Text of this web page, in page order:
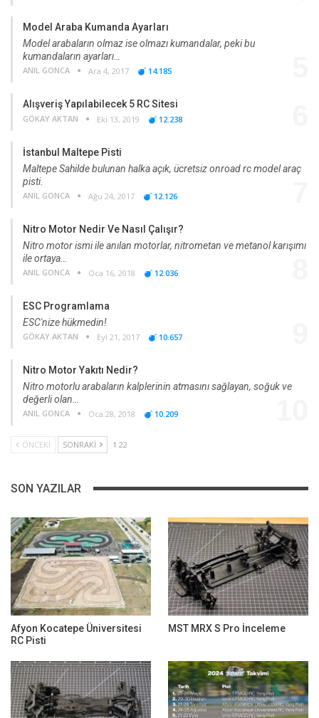
Model Araba Kumanda Ayarları
Model arabaların olmaz ise olmazı kumandalar, peki bu
kumandaların ayarları…
ANIL GONCA Ara 4, 2017 14.185
Alışveriş Yapılabilecek 5 RC Sitesi
GÖKAY AKTAN Eki 13, 2019 12.238
İstanbul Maltepe Pisti
Maltepe Sahilde bulunan halka açık, ücretsiz onroad rc model araç
pisti.
ANIL GONCA Ağu 24, 2017 12.126
Nitro Motor Nedir Ve Nasıl Çalışır?
Nitro motor ismi ile anılan motorlar, nitrometan ve metanol karışımı
ile ortaya…
ANIL GONCA Oca 16, 2018 12.036
ESC Programlama
ESC'nize hükmedin!
GÖKAY AKTAN Eyl 21, 2017 10.657
Nitro Motor Yakıtı Nedir?
Nitro motorlu arabaların kalplerinin atmasını sağlayan, soğuk ve
değerli olan…
ANIL GONCA Oca 28, 2018 10.209
ÖNCEKI SONRAKI 1 22
SON YAZILAR
Afyon Kocatepe Üniversitesi
RC Pisti
MST MRX S Pro İnceleme